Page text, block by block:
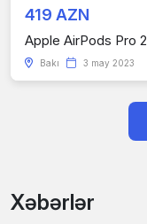
419 AZN
Apple AirPods Pro 2
Bakı 3 may 2023
Xəbərlər